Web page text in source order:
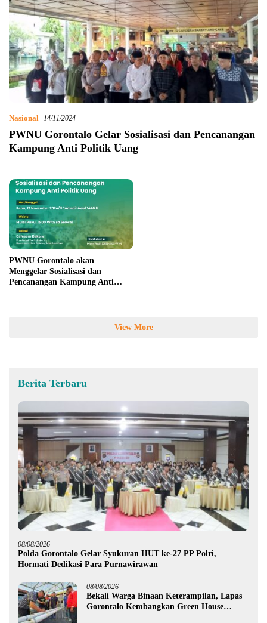
Nasional 14/11/2024
PWNU Gorontalo Gelar Sosialisasi dan Pencanangan
Kampung Anti Politik Uang
PWNU Gorontalo akan
Menggelar Sosialisasi dan
Pencanangan Kampung Anti
View More
Berita Terbaru
08/08/2026
Polda Gorontalo Gelar Syukuran HUT ke-27 PP Polri,
Hormati Dedikasi Para Purnawirawan
08/08/2026
Bekali Warga Binaan Keterampilan, Lapas
Gorontalo Kembangkan Green House